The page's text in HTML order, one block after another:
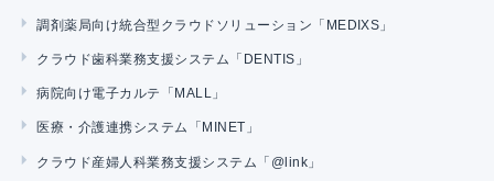
調剤薬局向け統合型クラウドソリューション「MEDIXS」
クラウド歯科業務支援システム「DENTIS」
病院向け電子カルテ「MALL」
医療・介護連携システム「MINET」
クラウド産婦人科業務支援システム「@link」